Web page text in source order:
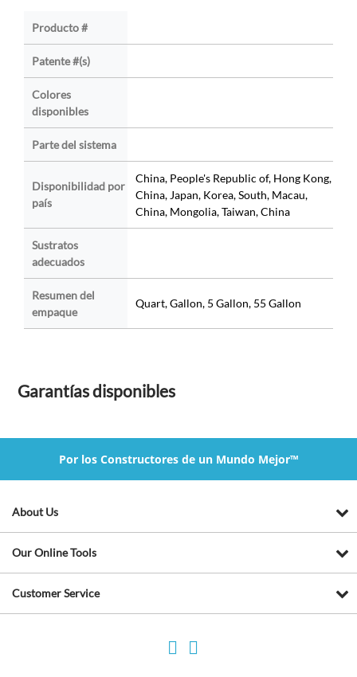
Producto #
Patente #(s)
Colores
disponibles
Parte del sistema
Disponibilidad por
país
China, People's Republic of, Hong Kong,
China, Japan, Korea, South, Macau,
China, Mongolia, Taiwan, China
Sustratos
adecuados
Resumen del
empaque
Quart, Gallon, 5 Gallon, 55 Gallon
Garantías disponibles
Por los Constructores de un Mundo Mejor™
About Us
Our Online Tools
Customer Service